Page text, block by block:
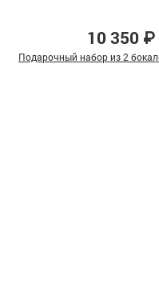
в подарочной коробке
10 350 ₽
Подарочный набор из 2